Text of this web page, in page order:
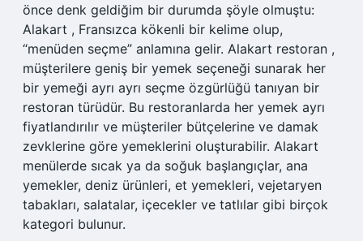
önce denk geldiğim bir durumda şöyle olmuştu:
Alakart , Fransızca kökenli bir kelime olup,
“menüden seçme” anlamına gelir. Alakart restoran ,
müşterilere geniş bir yemek seçeneği sunarak her
bir yemeği ayrı ayrı seçme özgürlüğü tanıyan bir
restoran türüdür. Bu restoranlarda her yemek ayrı
fiyatlandırılır ve müşteriler bütçelerine ve damak
zevklerine göre yemeklerini oluşturabilir. Alakart
menülerde sıcak ya da soğuk başlangıçlar, ana
yemekler, deniz ürünleri, et yemekleri, vejetaryen
tabakları, salatalar, içecekler ve tatlılar gibi birçok
kategori bulunur.